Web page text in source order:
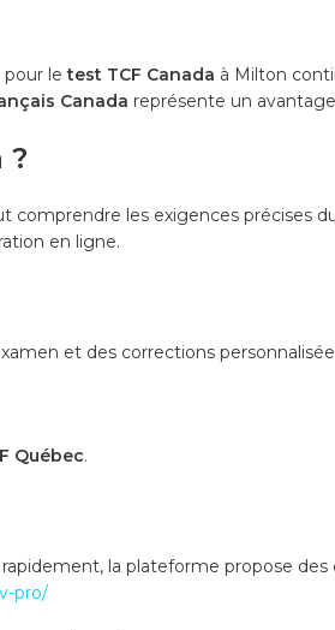
pour letest TCF Canada à Milton
Canada représente un
?
comprendre les exigences précises
en ligne.
et des corrections
Québec.
la plateforme propose
pro/